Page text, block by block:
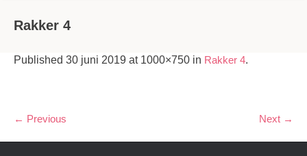
Rakker 4
Published 30 juni 2019 at 1000×750 in Rakker 4.
← Previous Next →